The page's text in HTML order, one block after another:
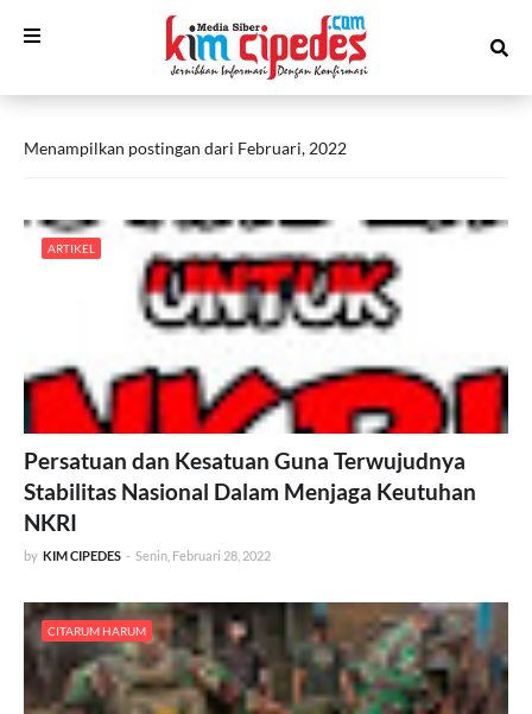
Menampilkan postingan dari Februari, 2022
ARTIKEL
Persatuan dan Kesatuan Guna Terwujudnya
Stabilitas Nasional Dalam Menjaga Keutuhan
NKRI
by KIM CIPEDES - Senin, Februari 28, 2022
CITARUM HARUM